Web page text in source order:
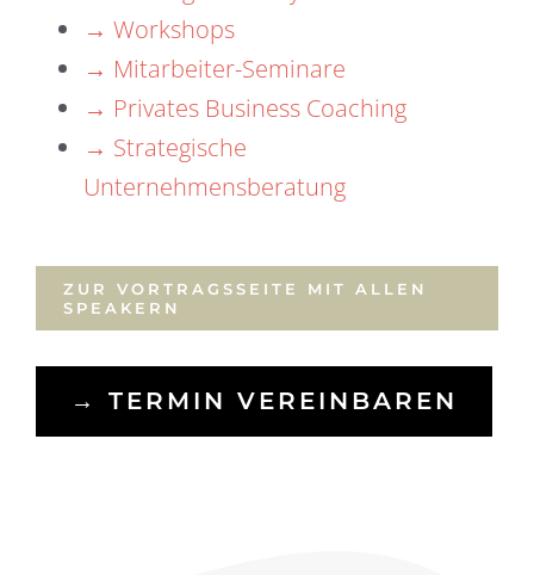
→ Workshops
→ Mitarbeiter-Seminare
→ Privates Business Coaching
→ Strategische
Unternehmensberatung
ZUR VORTRAGSSEITE MIT ALLEN
SPEAKERN
→ TERMIN VEREINBAREN